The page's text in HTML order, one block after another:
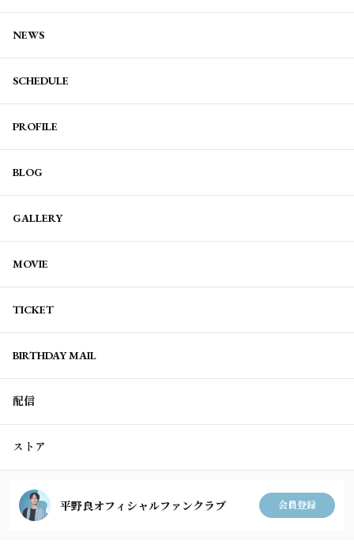
NEWS
SCHEDULE
PROFILE
BLOG
GALLERY
MOVIE
TICKET
BIRTHDAY MAIL
配信
ストア
平野良オフィシャルファンクラブ 会員登録